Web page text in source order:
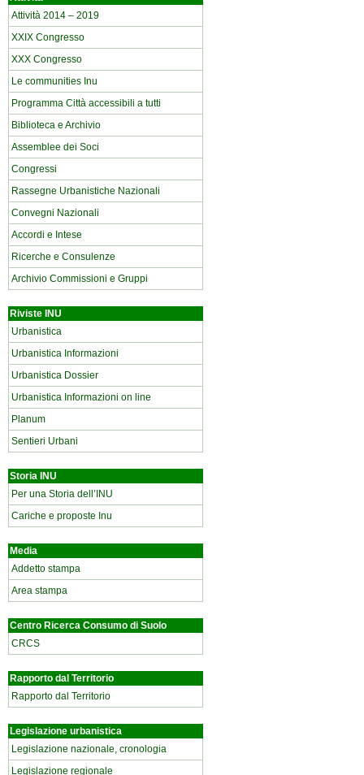
Attività 2014 – 2019
XXIX Congresso
XXX Congresso
Le communities Inu
Programma Città accessibili a tutti
Biblioteca e Archivio
Assemblee dei Soci
Congressi
Rassegne Urbanistiche Nazionali
Convegni Nazionali
Accordi e Intese
Ricerche e Consulenze
Archivio Commissioni e Gruppi
Riviste INU
Urbanistica
Urbanistica Informazioni
Urbanistica Dossier
Urbanistica Informazioni on line
Planum
Sentieri Urbani
Storia INU
Per una Storia dell’INU
Cariche e proposte Inu
Media
Addetto stampa
Area stampa
Centro Ricerca Consumo di Suolo
CRCS
Rapporto dal Territorio
Rapporto dal Territorio
Legislazione urbanistica
Legislazione nazionale, cronologia
Legislazione regionale